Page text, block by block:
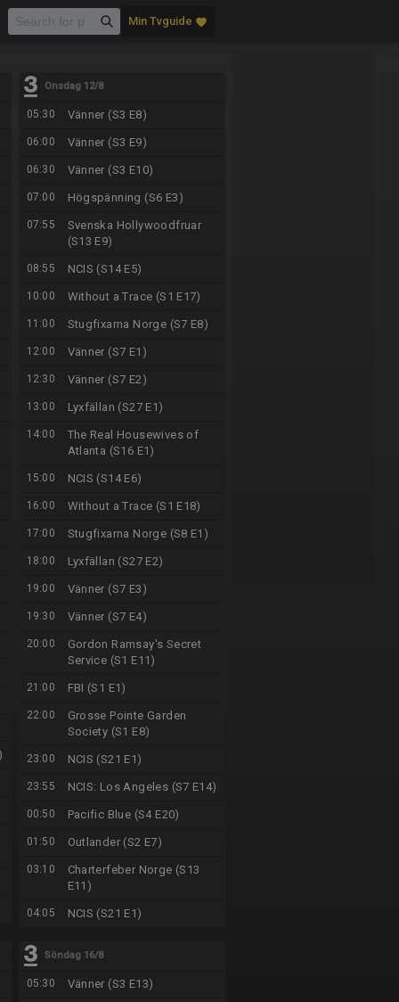
Min Tvguide favorite
Onsdag 12/8
05:30 Vänner (S3 E8)
06:00 Vänner (S3 E9)
06:30 Vänner (S3 E10)
07:00 Högspänning (S6 E3)
07:55
Svenska Hollywoodfruar
(S13 E9)
08:55 NCIS (S14 E5)
10:00 Without a Trace (S1 E17)
11:00 Stugfixarna Norge (S7 E8)
12:00 Vänner (S7 E1)
12:30 Vänner (S7 E2)
13:00 Lyxfällan (S27 E1)
14:00
The Real Housewives of
Atlanta (S16 E1)
15:00 NCIS (S14 E6)
16:00 Without a Trace (S1 E18)
17:00 Stugfixarna Norge (S8 E1)
18:00 Lyxfällan (S27 E2)
19:00 Vänner (S7 E3)
19:30 Vänner (S7 E4)
20:00
Gordon Ramsay's Secret
Service (S1 E11)
21:00 FBI (S1 E1)
22:00
Grosse Pointe Garden
Society (S1 E8)
23:00 NCIS (S21 E1)
23:55 NCIS: Los Angeles (S7 E14)
00:50 Pacific Blue (S4 E20)
01:50 Outlander (S2 E7)
03:10
Charterfeber Norge (S13
E11)
04:05 NCIS (S21 E1)
Söndag 16/8
05:30 Vänner (S3 E13)